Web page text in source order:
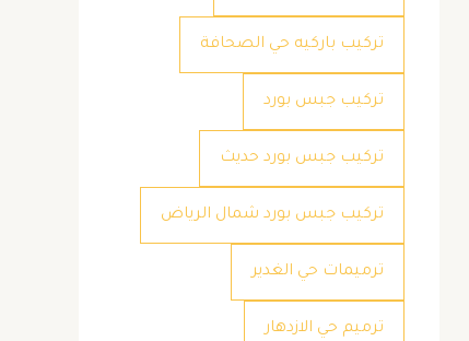
تركيب باركيه حي الصحافة
تركيب جبس بورد
تركيب جبس بورد حديث
تركيب جبس بورد شمال الرياض
ترميمات حي الغدير
ترميم حي الازدهار